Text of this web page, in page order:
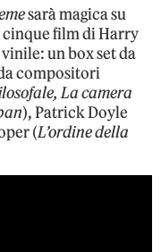
sarà magica su
cinque film di Harry
un box set da
compositori
La camera
), Patrick Doyle
(L’ordine della